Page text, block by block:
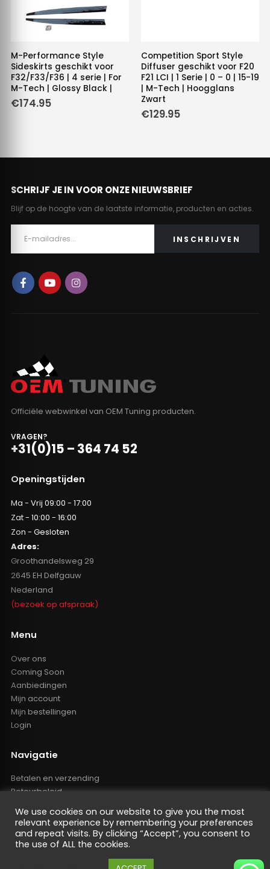
M-Performance Style
Sideskirts geschikt voor
F32/F33/F36 | 4 serie | For
M-Tech | Glossy Black |
€174.95
Competition Sport Style
Diffuser geschikt voor F20
F21 LCI | 1 Serie | 0 – 0 | 15-19
| M-Tech | Hoogglans
Zwart
€129.95
SCHRIJF JE IN VOOR ONZE NIEUWSBRIEF
Blijf op de hoogte van de laatste informatie, producten en acties.
Officiële webwinkel van OEM Tuning producten.
VRAGEN?
+31(0)15 – 364 74 52
Openingstijden
Ma - Vrij 09:00 - 17:00
Zat - 10:00 - 16:00
Zon - Gesloten
Adres:
Groothandelsweg 29
2645 EH Delfgauw
Nederland
(bezoek op afspraak)
Menu
Over ons
Coming Soon
Aanbiedingen
Mijn account
Mijn bestellingen
Login
Navigatie
Betalen en verzending
Retourbeleid
Algemene voorwaarden
Resellers inlog
Reseller worden
We use cookies on our website to give you the most
relevant experience by remembering your preferences
and repeat visits. By clicking “Accept”, you consent to
the use of ALL the cookies.